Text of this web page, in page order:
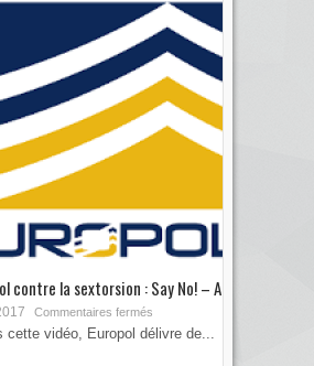
contre la sextorsion : Say No! – A...
Commentaires fermés
cette vidéo, Europol délivre de...